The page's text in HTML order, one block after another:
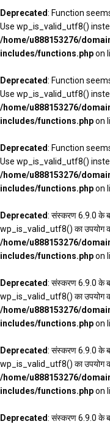
Deprecated: Function
Use wp_is_valid_utf8()
/home/u888153276/
includes/functions.phpon
Deprecated: Function
Use wp_is_valid_utf8()
/home/u888153276/
includes/functions.phpon
Deprecated: Function
Use wp_is_valid_utf8()
/home/u888153276/
includes/functions.phpon
Deprecated: संस्करण 6.9.0 के
wp_is_valid_utf8() का उपयोग
/home/u888153276/
includes/functions.phpon
Deprecated: संस्करण 6.9.0 के
wp_is_valid_utf8() का उपयोग
/home/u888153276/
includes/functions.phpon
Deprecated: संस्करण 6.9.0 के
wp_is_valid_utf8() का उपयोग
/home/u888153276/
includes/functions.phpon
Deprecated: संस्करण 6.9.0 के